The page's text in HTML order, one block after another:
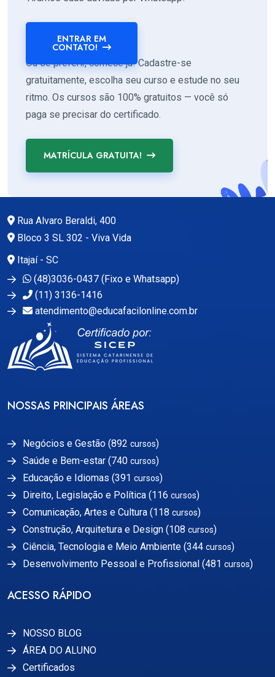
ENTRAR EM
CONTATO!
Ou se preferir, comece já! Cadastre-se
gratuitamente, escolha seu curso e estude no seu
ritmo. Os cursos são 100% gratuitos — você só
paga se precisar do certificado.
MATRÍCULA GRATUITA!
Rua Alvaro Beraldi, 400
Bloco 3 SL 302 - Viva Vida
Itajaí - SC
(48)3036-0437 (Fixo e Whatsapp)
(11) 3136-1416
atendimento@educafacilonline.com.br
NOSSAS PRINCIPAIS ÁREAS
Negócios e Gestão (892 cursos)
Saúde e Bem-estar (740 cursos)
Educação e Idiomas (391 cursos)
Direito, Legislação e Política (116 cursos)
Comunicação, Artes e Cultura (118 cursos)
Construção, Arquitetura e Design (108 cursos)
Ciência, Tecnologia e Meio Ambiente (344 cursos)
Desenvolvimento Pessoal e Profissional (481 cursos)
ACESSO RÁPIDO
NOSSO BLOG
ÁREA DO ALUNO
Certificados